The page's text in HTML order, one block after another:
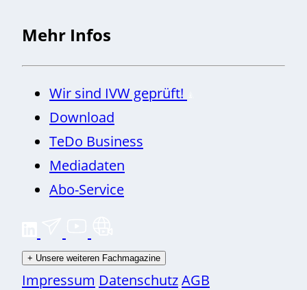
Mehr Infos
Wir sind IVW geprüft!
Download
TeDo Business
Mediadaten
Abo-Service
+ Unsere weiteren Fachmagazine
Impressum DatenschutzAGB